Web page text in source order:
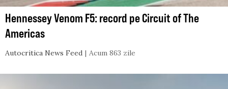
Hennessey Venom F5: record pe Circuit of The
Americas
Autocritica News Feed Acum 863 zile